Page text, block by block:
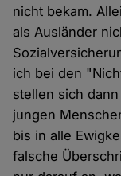
nicht bekam.
als Ausländer
ich bei den
stellen sich
jungen
bis in alle
falsche